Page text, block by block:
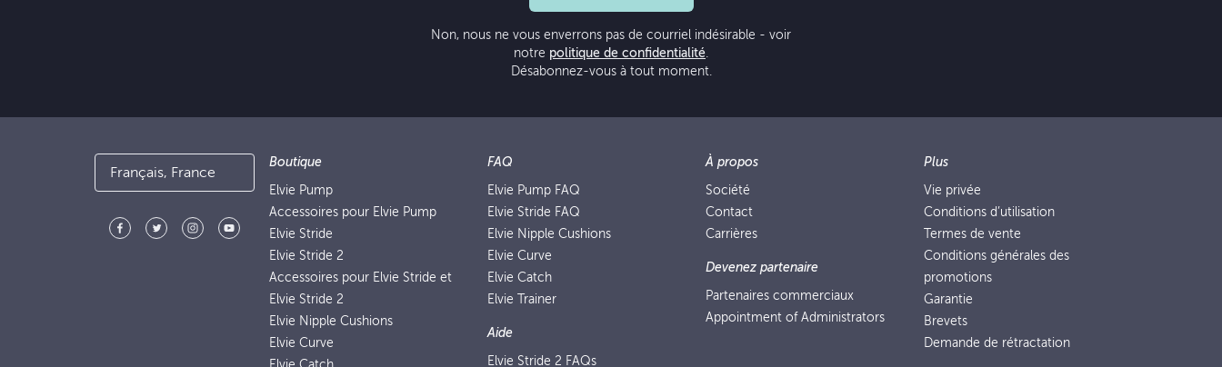
Non, nous ne vous enverrons pas de courriel indésirable - voir
notre politique de confidentialité.
Désabonnez-vous à tout moment.
Français, France
Boutique
Elvie Pump
Accessoires pour Elvie Pump
Elvie Stride
Elvie Stride 2
Accessoires pour Elvie Stride et
Elvie Stride 2
Elvie Nipple Cushions
Elvie Curve
FAQ
Elvie Pump FAQ
Elvie Stride FAQ
Elvie Nipple Cushions
Elvie Curve
Elvie Catch
Elvie Trainer
Aide
Elvie Stride 2 FAQs
À propos
Société
Contact
Carrières
Devenez partenaire
Partenaires commerciaux
Appointment of Administrators
Plus
Vie privée
Conditions d’utilisation
Termes de vente
Conditions générales des
promotions
Garantie
Brevets
Demande de rétractation